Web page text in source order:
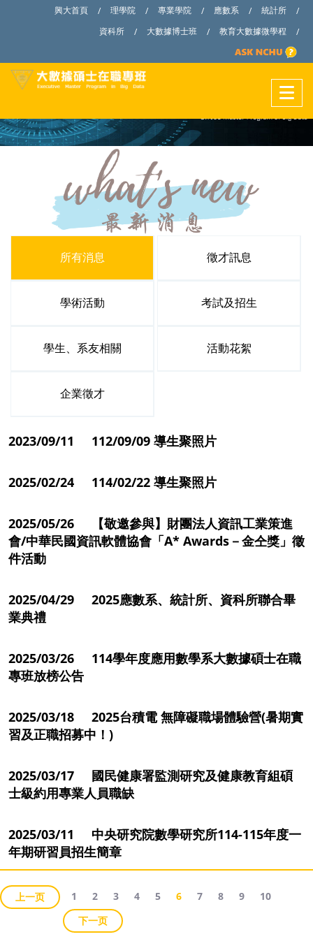
興大首頁 / 理學院 / 專業學院 / 應數系 / 統計所
/
資科所
/ 大數據博士班 / 教育大數據微學程 /
所有消息 徵才訊息
學術活動 考試及招生
學生、系友相關 活動花絮
企業徵才
2023/09/11 112/09/09 導生聚照片
2025/02/24 114/02/22 導生聚照片
2025/05/26 【敬邀參與】財團法人資訊工業策進
會/中華民國資訊軟體協會「A* Awards－金仝獎」徵
件活動
2025/04/29 2025應數系、統計所、資科所聯合畢
業典禮
2025/03/26 114學年度應用數學系大數據碩士在職
專班放榜公告
2025/03/18 2025台積電 無障礙職場體驗營(暑期實
習及正職招募中！)
2025/03/17 國民健康署監測研究及健康教育組碩
士級約用專業人員職缺
2025/03/11 中央研究院數學研究所114-115年度一
年期研習員招生簡章
上一页 1 2 3 4 5 6 7 8 9
10
下一页